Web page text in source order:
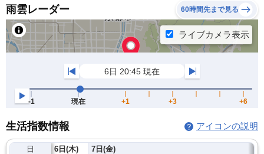
雨雲レーダー 60時間先まで見る
生活指数情報 アイコンの説明
日
6日(木) 7日(金)